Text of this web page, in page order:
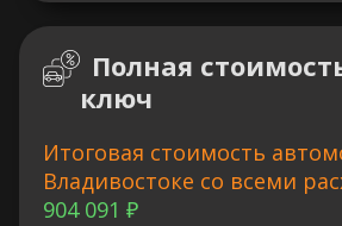
Полная
ключ
Итоговая стоимость
Владивостоке со всеми
904 091 ₽